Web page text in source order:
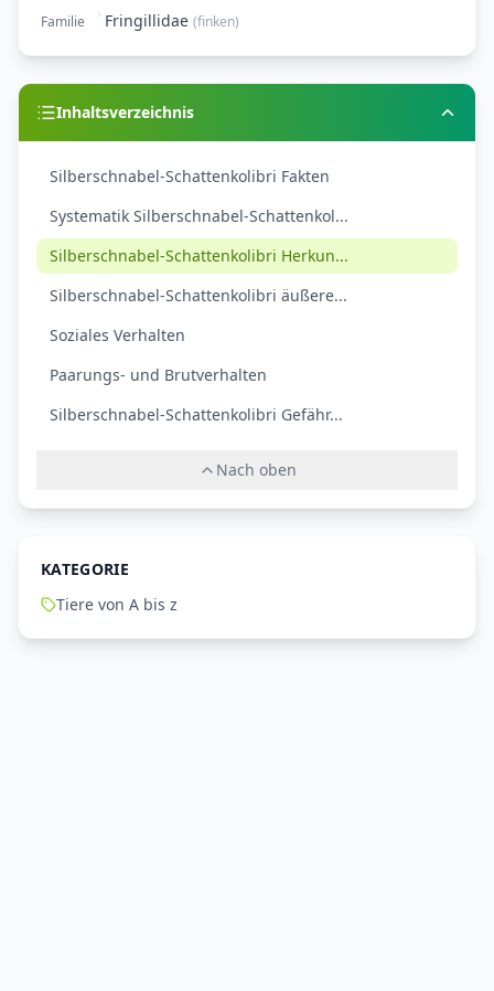
Familie
Fringillidae (finken)
Inhaltsverzeichnis
Silberschnabel-Schattenkolibri Fakten
Systematik Silberschnabel-Schattenkol...
Silberschnabel-Schattenkolibri Herkun...
Silberschnabel-Schattenkolibri äußere...
Soziales Verhalten
Paarungs- und Brutverhalten
Silberschnabel-Schattenkolibri Gefähr...
Nach oben
KATEGORIE
Tiere von A bis z